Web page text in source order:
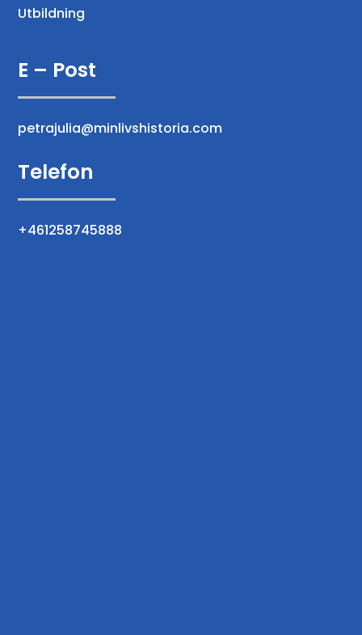
Utbildning
E – Post
petrajulia@minlivshistoria.com
Telefon
+461258745888